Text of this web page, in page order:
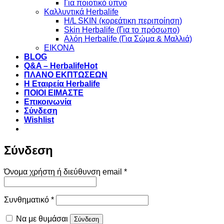
Για ποιοτικό ύπνο
Καλλυντικά Herbalife
H/L SKIN (κορεάτικη περιποίηση)
Skin Herbalife (Για το πρόσωπο)
Αλόη Ηerbalife (Για Σώμα & Μαλλιά)
ΕΙΚΟΝΑ
BLOG
Q&A – Herbalife
ΠΛΑΝΟ ΕΚΠΤΩΣΕΩΝ
Η Εταιρεία Herbalife
ΠΟΙΟΙ ΕΙΜΑΣΤΕ
Επικοινωνία
Σύνδεση
Wishlist
Σύνδεση
Όνομα χρήστη ή διεύθυνση email *Απαιτείται
Συνθηματικό *Απαιτείται
Να με θυμάσαι Σύνδεση